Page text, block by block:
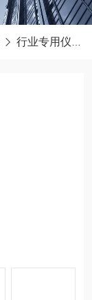
行业专用仪器仪表